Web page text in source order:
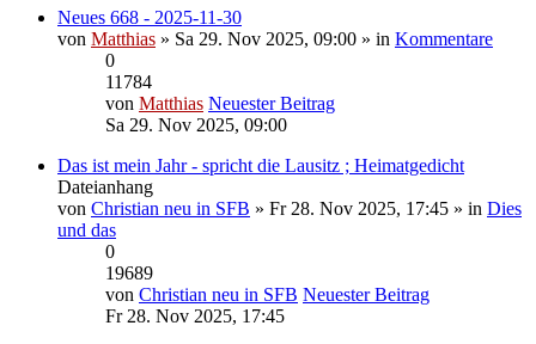
Neues 668 - 2025-11-30
von Matthias » Sa 29. Nov 2025, 09:00 » in Kommentare
0
11784
von Matthias Neuester Beitrag
Sa 29. Nov 2025, 09:00
Das ist mein Jahr - spricht die Lausitz ; Heimatgedicht
Dateianhang
von Christian neu in SFB » Fr 28. Nov 2025, 17:45 » in Dies
und das
0
19689
von Christian neu in SFB Neuester Beitrag
Fr 28. Nov 2025, 17:45